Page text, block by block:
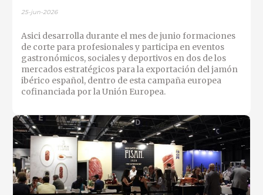
25-jun-2026
Asici desarrolla durante el mes de junio formaciones
de corte para profesionales y participa en eventos
gastronómicos, sociales y deportivos en dos de los
mercados estratégicos para la exportación del jamón
ibérico español, dentro de esta campaña europea
cofinanciada por la Unión Europea.